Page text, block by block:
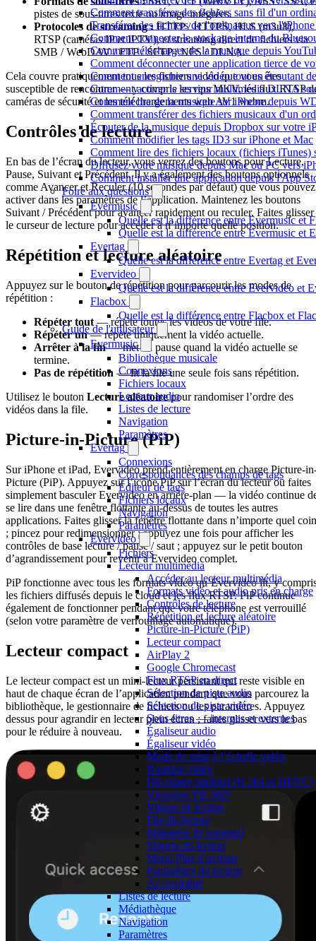
Comment transférer des fichiers sans fil d'un
Transférer des fichiers de l'ordinateur vers
Comment connecter le stockage interne du
Comment télécharger de la musique depuis
Comment déconnecter une application tierce de
Comment enregistrer une vidéo tout en écoutant
Comment activer le serveur multimédia DLNA
Comment lire de la musique sur iPhone depuis
Comment transférer des fichiers musicaux d'un
Écouter de la musique depuis Dropbox sur votre
Comment modifier les tags ID3 sur iPhone et Mac
Comment lire des fichiers locaux (fichiers iTunes)
Diffusez votre musique depuis Mac ou PC vers
Comment installer une application depuis l'App
Foire aux questions
Evermusic
Quelle est la différence entre Evermusic et
Quelle est la différence entre Evermusic et
Evertag
Quelle est la différence entre Evertag et
Evervideo
Quelle est la différence entre Evervideo et
Flacbox
Quelle est la différence entre Flacbox et
Guide de l'utilisateur
Evermusic
Bibliothèque musicale
Connexions
Fichiers locaux
Lecteur audio
Listes de lecture
Navigation
Paramètres
Evertag
Connexions
Correspondances des champs de tags
Éditeur de tags
Fichiers locaux
Navigation
Paramètres
Evervideo
Fichiers
Lecteur multimédia
Accéder au lecteur multimédia
Formats vidéo et audio pris en charge
Contrôles de lecture
Répétition et lecture aléatoire
Picture-in-Picture (PiP)
Lecteur compact
AirPlay 2
Google Chromecast
Flux RTSP en direct
Sélection de piste audio
Sélection de piste vidéo
Sous-titres — internes et externes
Égaliseur audio
Égaliseur vidéo
Mode de mise à l’échelle vidéo
Rotation vidéo
Décodage matériel (H.264 et HEVC)
Viewport VR 360°
Vitesse de lecture
File du lecteur
Minuterie de sommeil
Signets du lecteur
Menu Plus d’actions
Paramètres du lecteur
Accessibilité
Listes de lecture
Médiathèque
Navigation
Paramètres
pistes de sous-titres texte ou image intégrées.
Protocoles de streaming :HTTP / HTTPS, HLS (m3u8),
RTSP (caméras IP et IPTV), et streaming direct de fichiers via
SMB / WebDAV / FTP / SFTP / NFS / DLNA.
Cela couvre pratiquement tous les fichiers vidéo que vous êtes
susceptible de rencontrer — y compris les rips MKV, les flux RTSP
caméras de sécurité et les téléchargements web AV1 webm.
Contrôles de lecture
En bas de l’écran du lecteur, vous verrez des boutons pour Lecture,
Pause, Suivant et Précédent. Il y a également des boutons optionnels
comme Avancer et Reculer (10 secondes par défaut) que vous pouvez
activer dans les paramètres de l’application. Maintenez les boutons
Suivant / Précédent pour avancer rapidement ou reculer. Faites glisser
le curseur de lecture pour accéder à n’importe quelle position.
Répétition et lecture aléatoire
Appuyez sur le bouton de répétition pour parcourir les modes de
répétition :
Répéter tout — répète toutes les vidéos de votre file.
Répéter un— répète uniquement la vidéo actuelle.
Arrêter à la fin— met en pause quand la vidéo actuelle se
termine.
Pas de répétition — lit la file une seule fois sans répétition.
Utilisez le bouton Lecture aléatoirepour randomiser l’ordre des
vidéos dans la file.
Picture-in-Picture (PiP)
Sur iPhone et iPad, Evervideo prend entièrement en charge Picture-
Picture (PiP). Appuyez sur l’icône PiP sur l’écran du lecteur ou faites
simplement basculer Evervideo en arrière-plan — la vidéo continue
se lire dans une fenêtre flottante au-dessus de toutes les autres
applications. Faites glisser la fenêtre flottante dans n’importe quel coin
; pincez pour redimensionner ; appuyez une fois pour afficher les
contrôles de base lecture / pause / saut ; appuyez sur le petit bouton
d’agrandissement pour revenir à Evervideo complet.
PiP fonctionne avec tous les formats vidéo qu’Evervideo lit, y
les fichiers diffusés depuis le cloud et les flux RTSP. PiP continue
également de fonctionner pendant que votre téléphone est verrouillé
(selon votre paramètre de verrouillage automatique).
Lecteur compact
Le lecteur compact est un mini-lecteur persistant qui reste visible en
haut de chaque écran de l’application pendant que vous parcourez la
bibliothèque, le gestionnaire de fichiers ou les paramètres. Appuyez
dessus pour agrandir en lecteur plein écran ; faites glisser vers le bas
pour le réduire à nouveau.